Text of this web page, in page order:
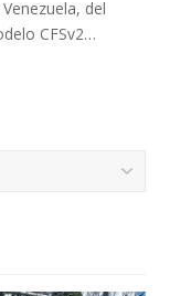
del
CFSv2…